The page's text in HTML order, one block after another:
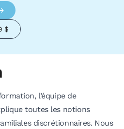
$
l’équipe de
toutes les notions
discrétionnaires. Nous